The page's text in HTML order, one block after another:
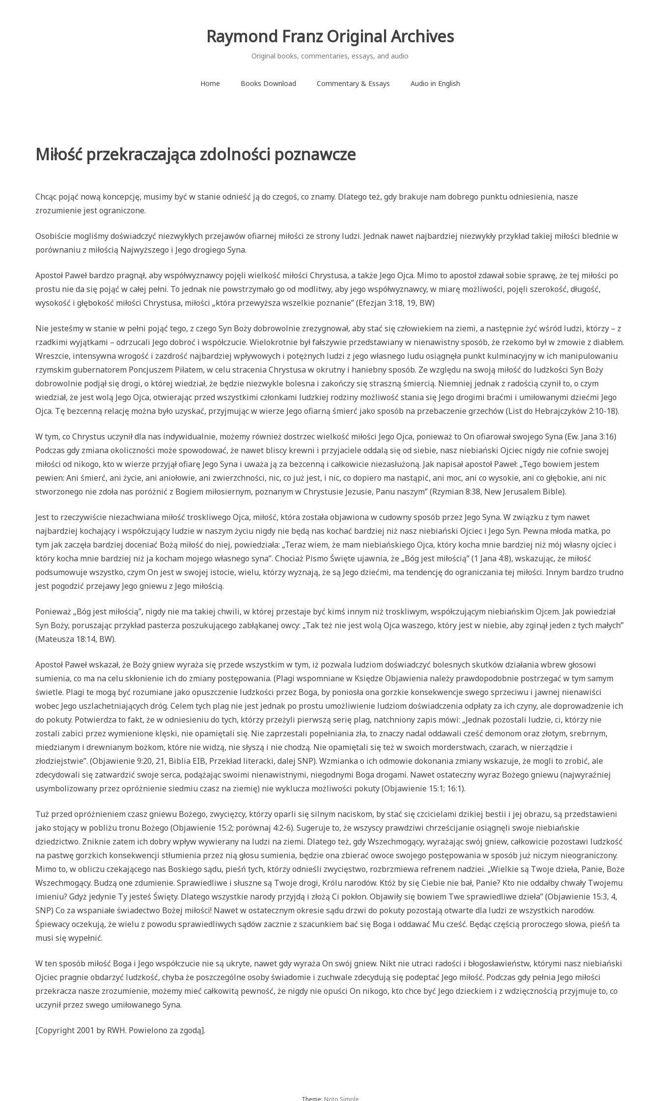
Raymond Franz Original Archives
Original books, commentaries, essays, and audio
Home Books Download Commentary & Essays Audio in English
Miłość przekraczająca zdolności poznawcze
Chcąc pojąć nową koncepcję, musimy być w stanie odnieść ją do czegoś, co znamy. Dlatego też, gdy brakuje nam dobrego punktu odniesienia, nasze
zrozumienie jest ograniczone.
Osobiście mogliśmy doświadczyć niezwykłych przejawów ofiarnej miłości ze strony ludzi. Jednak nawet najbardziej niezwykły przykład takiej miłości blednie w
porównaniu z miłością Najwyższego i Jego drogiego Syna.
Apostoł Paweł bardzo pragnął, aby współwyznawcy pojęli wielkość miłości Chrystusa, a także Jego Ojca. Mimo to apostoł zdawał sobie sprawę, że tej miłości po
prostu nie da się pojąć w całej pełni. To jednak nie powstrzymało go od modlitwy, aby jego współwyznawcy, w miarę możliwości, pojęli szerokość, długość,
wysokość i głębokość miłości Chrystusa, miłości „która przewyższa wszelkie poznanie” (Efezjan 3:18, 19, BW)
Nie jesteśmy w stanie w pełni pojąć tego, z czego Syn Boży dobrowolnie zrezygnował, aby stać się człowiekiem na ziemi, a następnie żyć wśród ludzi, którzy – z
rzadkimi wyjątkami – odrzucali Jego dobroć i współczucie. Wielokrotnie był fałszywie przedstawiany w nienawistny sposób, że rzekomo był w zmowie z diabłem.
Wreszcie, intensywna wrogość i zazdrość najbardziej wpływowych i potężnych ludzi z jego własnego ludu osiągnęła punkt kulminacyjny w ich manipulowaniu
rzymskim gubernatorem Poncjuszem Piłatem, w celu stracenia Chrystusa w okrutny i haniebny sposób. Ze względu na swoją miłość do ludzkości Syn Boży
dobrowolnie podjął się drogi, o której wiedział, że będzie niezwykle bolesna i zakończy się straszną śmiercią. Niemniej jednak z radością czynił to, o czym
wiedział, że jest wolą Jego Ojca, otwierając przed wszystkimi członkami ludzkiej rodziny możliwość stania się Jego drogimi braćmi i umiłowanymi dziećmi Jego
Ojca. Tę bezcenną relację można było uzyskać, przyjmując w wierze Jego ofiarną śmierć jako sposób na przebaczenie grzechów (List do Hebrajczyków 2:10-18).
W tym, co Chrystus uczynił dla nas indywidualnie, możemy również dostrzec wielkość miłości Jego Ojca, ponieważ to On ofiarował swojego Syna (Ew. Jana 3:16)
Podczas gdy zmiana okoliczności może spowodować, że nawet bliscy krewni i przyjaciele oddalą się od siebie, nasz niebiański Ojciec nigdy nie cofnie swojej
miłości od nikogo, kto w wierze przyjął ofiarę Jego Syna i uważa ją za bezcenną i całkowicie niezasłużoną. Jak napisał apostoł Paweł: „Tego bowiem jestem
pewien: Ani śmierć, ani życie, ani aniołowie, ani zwierzchności, nic, co już jest, i nic, co dopiero ma nastąpić, ani moc, ani co wysokie, ani co głębokie, ani nic
stworzonego nie zdoła nas poróżnić z Bogiem miłosiernym, poznanym w Chrystusie Jezusie, Panu naszym” (Rzymian 8:38, New Jerusalem Bible).
Jest to rzeczywiście niezachwiana miłość troskliwego Ojca, miłość, która została objawiona w cudowny sposób przez Jego Syna. W związku z tym nawet
najbardziej kochający i współczujący ludzie w naszym życiu nigdy nie będą nas kochać bardziej niż nasz niebiański Ojciec i Jego Syn. Pewna młoda matka, po
tym jak zaczęła bardziej doceniać Bożą miłość do niej, powiedziała: „Teraz wiem, że mam niebiańskiego Ojca, który kocha mnie bardziej niż mój własny ojciec i
który kocha mnie bardziej niż ja kocham mojego własnego syna”. Chociaż Pismo Święte ujawnia, że „Bóg jest miłością” (1 Jana 4:8), wskazując, że miłość
podsumowuje wszystko, czym On jest w swojej istocie, wielu, którzy wyznają, że są Jego dziećmi, ma tendencję do ograniczania tej miłości. Innym bardzo trudno
jest pogodzić przejawy Jego gniewu z Jego miłością.
Ponieważ „Bóg jest miłością”, nigdy nie ma takiej chwili, w której przestaje być kimś innym niż troskliwym, współczującym niebiańskim Ojcem. Jak powiedział
Syn Boży, poruszając przykład pasterza poszukującego zabłąkanej owcy: „Tak też nie jest wolą Ojca waszego, który jest w niebie, aby zginął jeden z tych małych”
(Mateusza 18:14, BW).
Apostoł Paweł wskazał, że Boży gniew wyraża się przede wszystkim w tym, iż pozwala ludziom doświadczyć bolesnych skutków działania wbrew głosowi
sumienia, co ma na celu skłonienie ich do zmiany postępowania. (Plagi wspomniane w Księdze Objawienia należy prawdopodobnie postrzegać w tym samym
świetle. Plagi te mogą być rozumiane jako opuszczenie ludzkości przez Boga, by poniosła ona gorzkie konsekwencje swego sprzeciwu i jawnej nienawiści
wobec Jego uszlachetniających dróg. Celem tych plag nie jest jednak po prostu umożliwienie ludziom doświadczenia odpłaty za ich czyny, ale doprowadzenie ich
do pokuty. Potwierdza to fakt, że w odniesieniu do tych, którzy przeżyli pierwszą serię plag, natchniony zapis mówi: „Jednak pozostali ludzie, ci, którzy nie
zostali zabici przez wymienione klęski, nie opamiętali się. Nie zaprzestali popełniania zła, to znaczy nadal oddawali cześć demonom oraz złotym, srebrnym,
miedzianym i drewnianym bożkom, które nie widzą, nie słyszą i nie chodzą. Nie opamiętali się też w swoich morderstwach, czarach, w nierządzie i
złodziejstwie”. (Objawienie 9:20, 21, Biblia EIB, Przekład literacki, dalej SNP). Wzmianka o ich odmowie dokonania zmiany wskazuje, że mogli to zrobić, ale
zdecydowali się zatwardzić swoje serca, podążając swoimi nienawistnymi, niegodnymi Boga drogami. Nawet ostateczny wyraz Bożego gniewu (najwyraźniej
usymbolizowany przez opróżnienie siedmiu czasz na ziemię) nie wyklucza możliwości pokuty (Objawienie 15:1; 16:1).
Tuż przed opróżnieniem czasz gniewu Bożego, zwycięzcy, którzy oparli się silnym naciskom, by stać się czcicielami dzikiej bestii i jej obrazu, są przedstawieni
jako stojący w pobliżu tronu Bożego (Objawienie 15:2; porównaj 4:2-6). Sugeruje to, że wszyscy prawdziwi chrześcijanie osiągnęli swoje niebiańskie
dziedzictwo. Zniknie zatem ich dobry wpływ wywierany na ludzi na ziemi. Dlatego też, gdy Wszechmogący, wyrażając swój gniew, całkowicie pozostawi ludzkość
na pastwę gorzkich konsekwencji stłumienia przez nią głosu sumienia, będzie ona zbierać owoce swojego postępowania w sposób już niczym nieograniczony.
Mimo to, w obliczu czekającego nas Boskiego sądu, pieśń tych, którzy odnieśli zwycięstwo, rozbrzmiewa refrenem nadziei. „Wielkie są Twoje dzieła, Panie, Boże
Wszechmogący. Budzą one zdumienie. Sprawiedliwe i słuszne są Twoje drogi, Królu narodów. Któż by się Ciebie nie bał, Panie? Kto nie oddałby chwały Twojemu
imieniu? Gdyż jedynie Ty jesteś Święty. Dlatego wszystkie narody przyjdą i złożą Ci pokłon. Objawiły się bowiem Twe sprawiedliwe dzieła” (Objawienie 15:3, 4,
SNP) Co za wspaniałe świadectwo Bożej miłości! Nawet w ostatecznym okresie sądu drzwi do pokuty pozostają otwarte dla ludzi ze wszystkich narodów.
Śpiewacy oczekują, że wielu z powodu sprawiedliwych sądów zacznie z szacunkiem bać się Boga i oddawać Mu cześć. Będąc częścią proroczego słowa, pieśń ta
musi się wypełnić.
W ten sposób miłość Boga i Jego współczucie nie są ukryte, nawet gdy wyraża On swój gniew. Nikt nie utraci radości i błogosławieństw, którymi nasz niebiański
Ojciec pragnie obdarzyć ludzkość, chyba że poszczególne osoby świadomie i zuchwale zdecydują się podeptać Jego miłość. Podczas gdy pełnia Jego miłości
przekracza nasze zrozumienie, możemy mieć całkowitą pewność, że nigdy nie opuści On nikogo, kto chce być Jego dzieckiem i z wdzięcznością przyjmuje to, co
uczynił przez swego umiłowanego Syna.
[Copyright 2001 by RWH. Powielono za zgodą].
Theme: Noto Simple